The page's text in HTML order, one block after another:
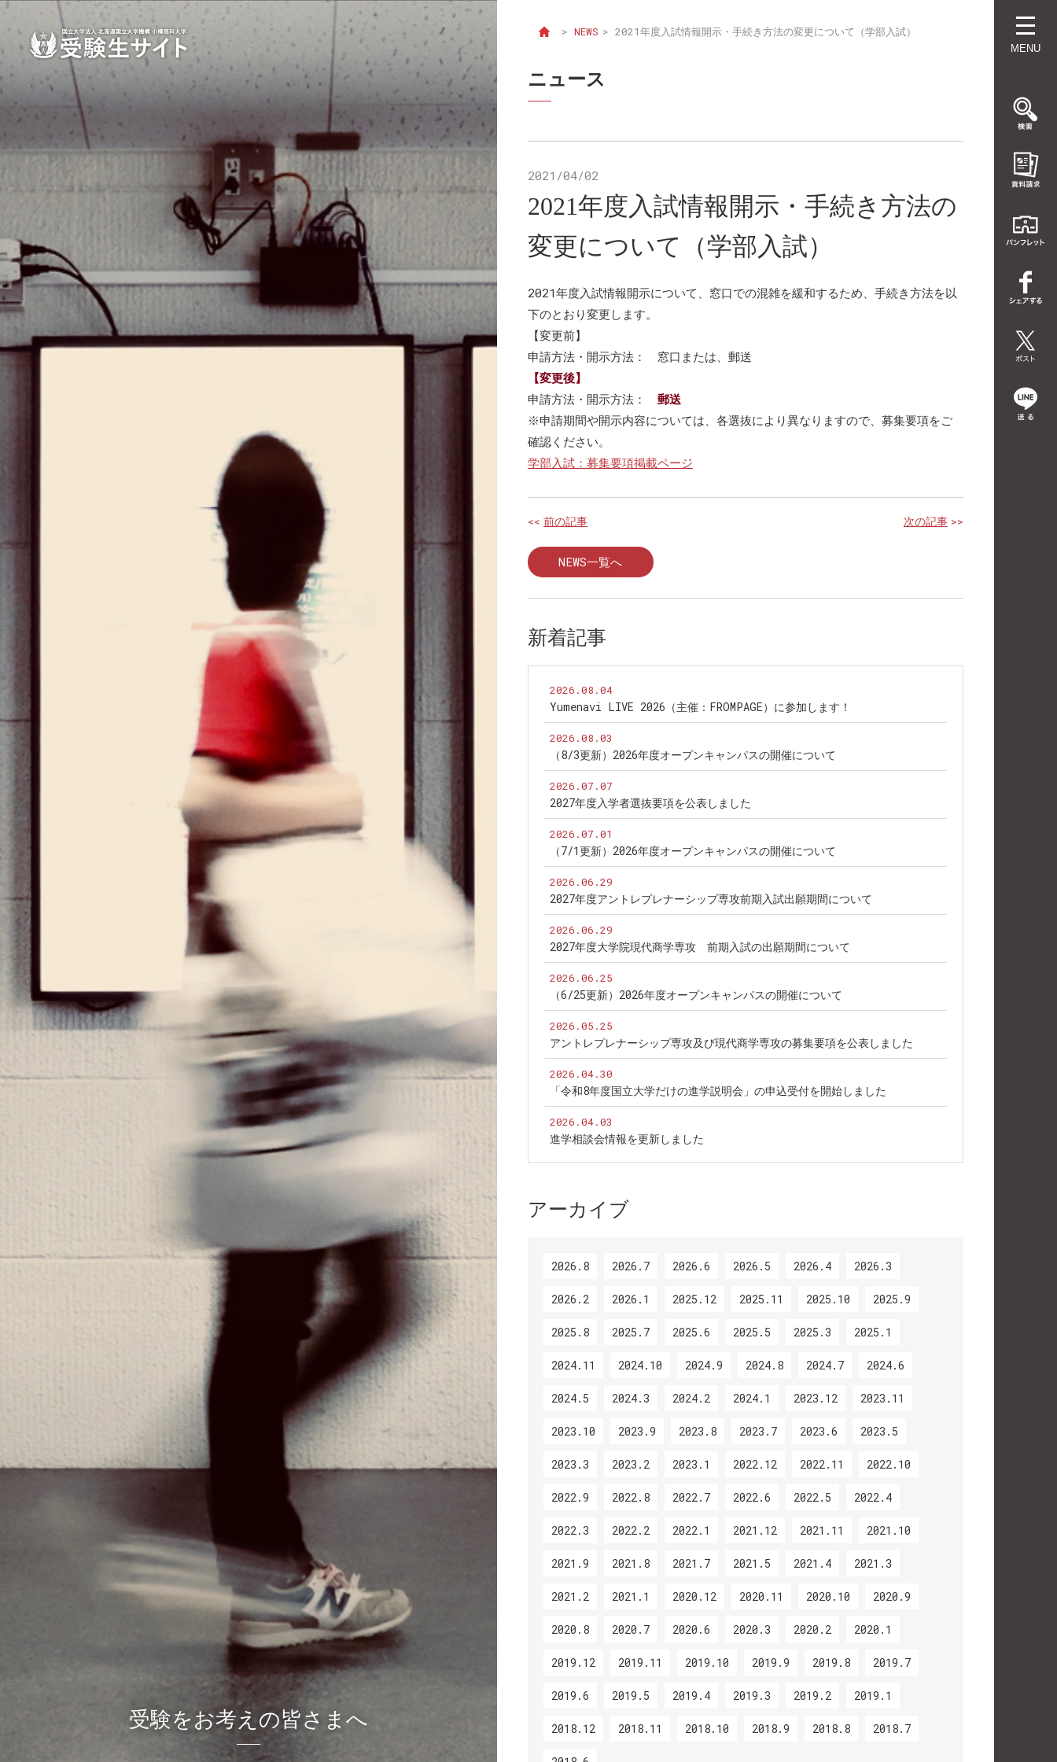
受験をお考えの皆さまへ
> NEWS > 2021年度入試情報開示・手続き方法の変更について（学部入試）
ニュース
2021/04/02
2021年度入試情報開示・手続き方法の
変更について（学部入試）
2021年度入試情報開示について、窓口での混雑を緩和するため、手続き方法を以
下のとおり変更します。
【変更前】
申請方法・開示方法： 窓口または、郵送
【変更後】
申請方法・開示方法： 郵送
※申請期間や開示内容については、各選抜により異なりますので、募集要項をご
確認ください。
学部入試：募集要項掲載ページ
<<前の記事 次の記事>>
NEWS一覧へ
新着記事
2026.08.04
Yumenavi LIVE 2026（主催：FROMPAGE）に参加します！
2026.08.03
（8/3更新）2026年度オープンキャンパスの開催について
2026.07.07
2027年度入学者選抜要項を公表しました
2026.07.01
（7/1更新）2026年度オープンキャンパスの開催について
2026.06.29
2027年度アントレプレナーシップ専攻前期入試出願期間について
2026.06.29
2027年度大学院現代商学専攻 前期入試の出願期間について
2026.06.25
（6/25更新）2026年度オープンキャンパスの開催について
2026.05.25
アントレプレナーシップ専攻及び現代商学専攻の募集要項を公表しました
2026.04.30
「令和8年度国立大学だけの進学説明会」の申込受付を開始しました
2026.04.03
進学相談会情報を更新しました
アーカイブ
2026.8 2026.7 2026.6 2026.5 2026.4 2026.3
2026.2 2026.1 2025.12 2025.11 2025.10 2025.9
2025.8 2025.7 2025.6 2025.5 2025.3 2025.1
2024.11 2024.10 2024.9 2024.8 2024.7 2024.6
2024.5 2024.3 2024.2 2024.1 2023.12 2023.11
2023.10 2023.9 2023.8 2023.7 2023.6 2023.5
2023.3 2023.2 2023.1 2022.12 2022.11 2022.10
2022.9 2022.8 2022.7 2022.6 2022.5 2022.4
2022.3 2022.2 2022.1 2021.12 2021.11 2021.10
2021.9 2021.8 2021.7 2021.5 2021.4 2021.3
2021.2 2021.1 2020.12 2020.11 2020.10 2020.9
2020.8 2020.7 2020.6 2020.3 2020.2 2020.1
2019.12 2019.11 2019.10 2019.9 2019.8 2019.7
2019.6 2019.5 2019.4 2019.3 2019.2 2019.1
2018.12 2018.11 2018.10 2018.9 2018.8 2018.7
MENU